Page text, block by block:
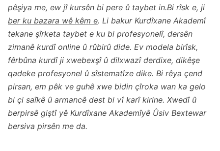
pêşiya me, ew jî kursên bi pere û taybet in.Bi rîsk e, ji
ber ku bazara wê kêm e. Li bakur Kurdîxane Akademî
tekane şîrketa taybet e ku bi profesyonelî, dersên
zimanê kurdî online û rûbirû dide. Ev modela birîsk,
fêrbûna kurdî ji xwebexşî û dilxwazî derdixe, dikêşe
qadeke profesyonel û sîstematîze dike. Bi rêya çend
pirsan, em pêk ve guhê xwe bidin çîroka wan ka gelo
bi çi saîkê û armancê dest bi vî karî kirine. Xwedî û
berpirsê giştî yê Kurdîxane Akademîyê Ûsiv Bextewar
bersiva pirsên me da.